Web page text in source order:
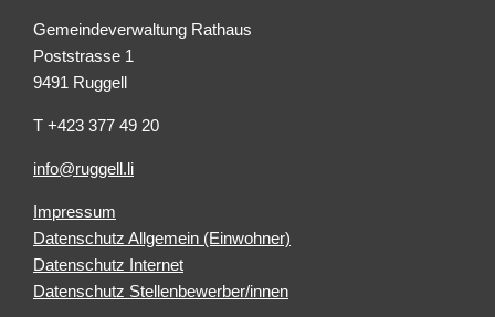
Gemeindeverwaltung Rathaus
Poststrasse 1
9491 Ruggell
T +423 377 49 20
info@ruggell.li
Impressum
Datenschutz Allgemein (Einwohner)
Datenschutz Internet
Datenschutz Stellenbewerber/innen